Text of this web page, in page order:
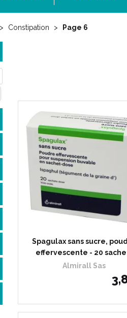
Constipation Page 6
Spagulax sans sucre,
effervescente - 20
Almirall Sas
3,